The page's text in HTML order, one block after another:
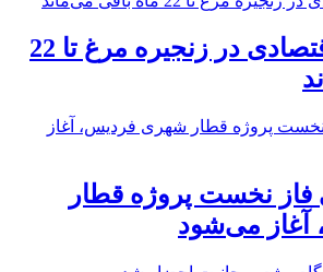
اثر شوک‌های اقتصادی در زنجیره مرغ تا 22
فاز نخست پروژه قطار
می‌شود